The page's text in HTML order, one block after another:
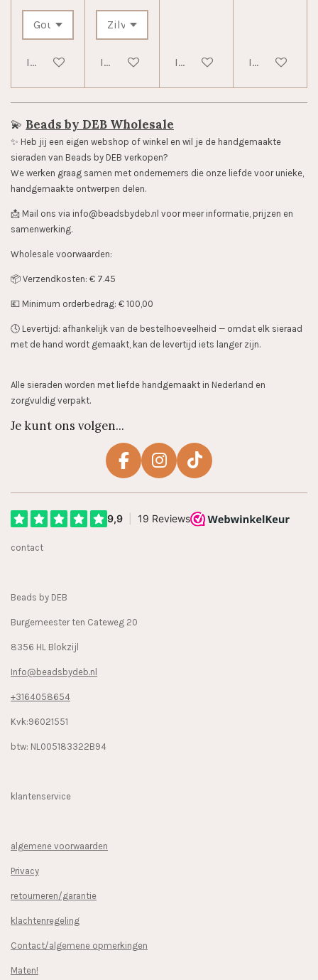
In winkelwagenIn winkelwagenIn winkelwagenIn
💫 Beads by DEB Wholesale
✨️ Heb jij een eigen webshop of winkel en wil je de handgemaakte
sieraden van Beads by DEB verkopen?
We werken graag samen met ondernemers die onze liefde voor unieke,
handgemaakte ontwerpen delen.
📩 Mail ons via info@beadsbydeb.nl voor meer informatie, prijzen en
samenwerking.
Wholesale voorwaarden:
📦 Verzendkosten: € 7.45
💶 Minimum orderbedrag: € 100,00
🕓 Levertijd: afhankelijk van de bestelhoeveelheid — omdat elk sieraad
met de hand wordt gemaakt, kan de levertijd iets langer zijn.
Alle sieraden worden met liefde handgemaakt in Nederland en
zorgvuldig verpakt.
Je kunt ons volgen...
F
e
I
t
T
T
contact
Beads by DEB
Burgemeester ten Cateweg 20
8356 HL Blokzijl
Info@beadsbydeb.nl
+3164058654
Kvk:96021551
btw: NL005183322B94
klantenservice
algemene voorwaarden
Privacy
retourneren/garantie
klachtenregeling
Contact/algemene opmerkingen
Maten!